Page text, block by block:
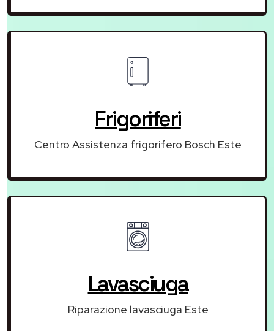
Frigoriferi
Centro Assistenza frigorifero Bosch Este
Lavasciuga
Riparazione lavasciuga Este